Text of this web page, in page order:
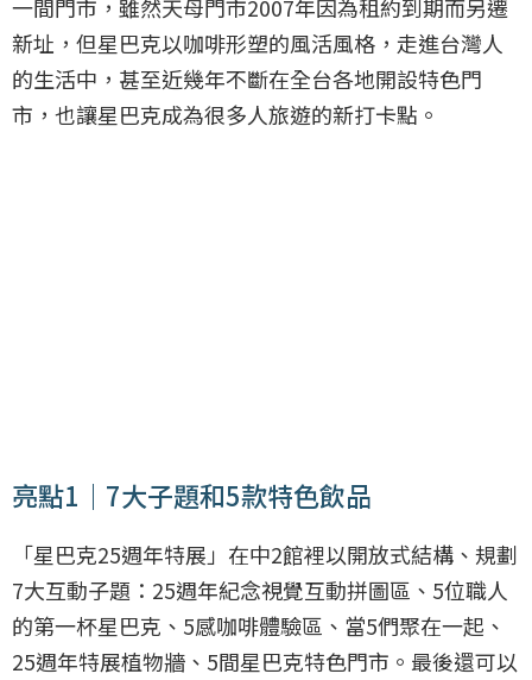
一間門市，雖然天母門市2007年因為租約到期而另遷
新址，但星巴克以咖啡形塑的風活風格，走進台灣人
的生活中，甚至近幾年不斷在全台各地開設特色門
市，也讓星巴克成為很多人旅遊的新打卡點。
亮點1｜7大子題和5款特色飲品
「星巴克25週年特展」在中2館裡以開放式結構、規劃
7大互動子題：25週年紀念視覺互動拼圖區、5位職人
的第一杯星巴克、5感咖啡體驗區、當5們聚在一起、
25週年特展植物牆、5間星巴克特色門市。最後還可以